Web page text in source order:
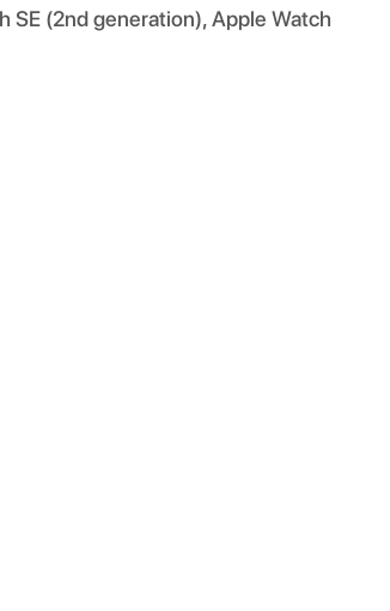
SE (2nd generation), Apple Watch